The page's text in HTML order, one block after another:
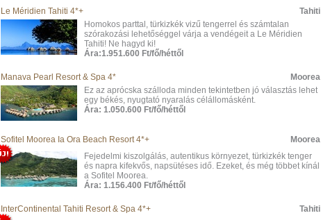
Le Méridien Tahiti 4*+
Tahiti
Homokos parttal, türkizkék vizű tengerrel és számtalan
szórakozási lehetőséggel várja a vendégeit a Le Méridien
Tahiti! Ne hagyd ki!
Ára:1.951.600 Ft/fő/héttől
Manava Pearl Resort & Spa 4*
Moorea
Ez az aprócska szálloda minden tekintetben jó választás lehet
egy békés, nyugtató nyaralás célállomásként.
Ára: 1.050.600 Ft/fő/héttől
Sofitel Moorea Ia Ora Beach Resort 4*+
Moorea
Fejedelmi kiszolgálás, autentikus környezet, türkizkék tenger
és napra kifekvős, napsütéses idő. Ezeket, és még többet kínál
a Sofitel Moorea.
Ára: 1.156.400 Ft/fő/héttől
InterContinental Tahiti Resort & Spa 4*+
Tahiti